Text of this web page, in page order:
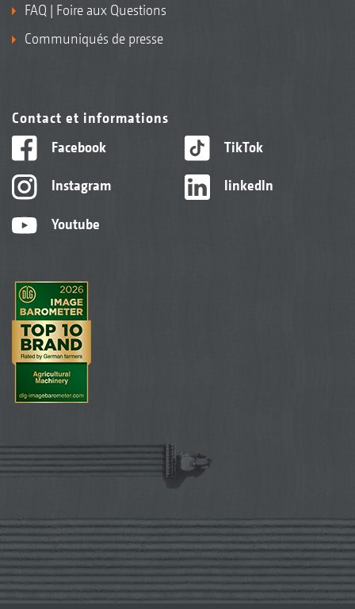
FAQ | Foire aux Questions
Communiqués de presse
Contact et informations
Facebook
Instagram
Youtube
TikTok
linkedIn